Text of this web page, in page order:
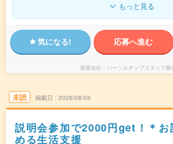
もっと見る
気になる! 応募へ進む
派遣会社 パーソルテンプスタッフ株
未読 掲載日 2026/08/03
説明会参加で2000円get！＊お
める生活支援